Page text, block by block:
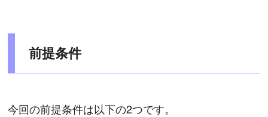
前提条件
今回の前提条件は以下の2つです。